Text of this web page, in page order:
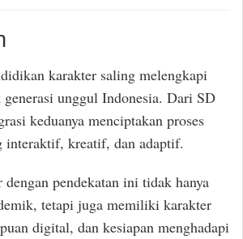
karakter saling melengkapi
unggul Indonesia. Dari SD
keduanya menciptakan proses
interaktif, kreatif, dan adaptif.
pendekatan ini tidak hanya
tetapi juga memiliki karakter
digital, dan kesiapan menghadapi